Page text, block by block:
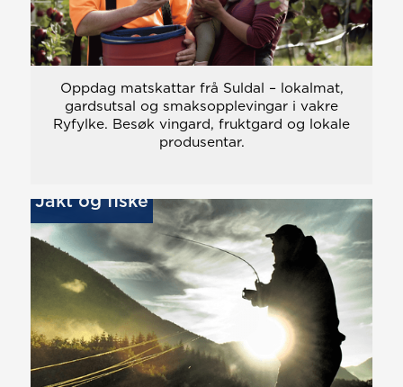
Oppdag matskattar frå Suldal – lokalmat,
gardsutsal og smaksopplevingar i vakre
Ryfylke. Besøk vingard, fruktgard og lokale
produsentar.
Jakt og fiske